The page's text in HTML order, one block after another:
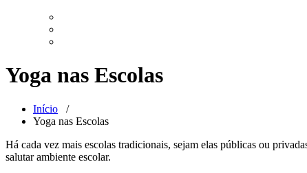
Yoga nas Escolas
Início /
Yoga nas Escolas
Há cada vez mais escolas tradicionais, sejam elas públicas ou
salutar ambiente escolar.